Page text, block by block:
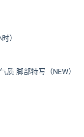
）
质 脚部特写（NEW）